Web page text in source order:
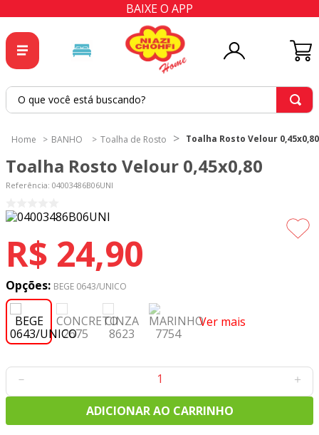
BAIXE O APP
O que você está buscando?
BANHO Toalha de Rosto Toalha Rosto Velour 0,45x0,80
Toalha Rosto Velour 0,45x0,80
Referência: 04003486B06UNI
R$ 24,90
Opções: BEGE 0643/UNICO
Ver mais
＋
－
ADICIONAR AO CARRINHO
2º
tapete
4 º
tapetes
5º
tecido percal
tecido tricoline
7º
percal
8º
tricoline digital